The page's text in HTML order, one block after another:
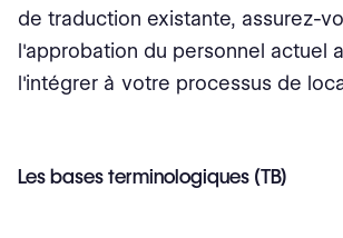
de traduction existante, assurez-
l'approbation du personnel actuel
l'intégrer à votre processus de
Les bases terminologiques (TB)